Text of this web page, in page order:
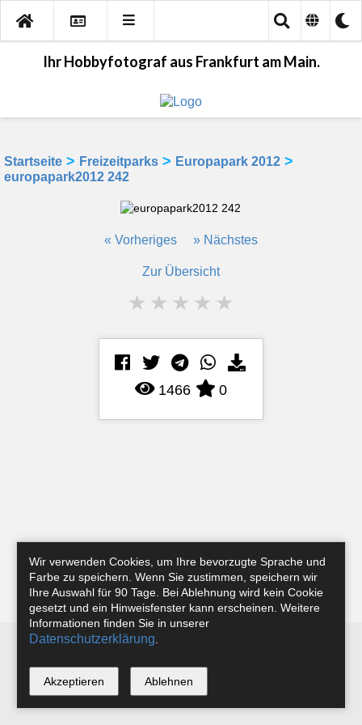
Ihr Hobbyfotograf aus Frankfurt am Main.
Startseite > Freizeitparks > Europapark 2012 >
europapark2012 242
« Vorheriges » Nächstes
Zur Übersicht
★ ★ ★ ★ ★
1466 0
Instagram
*
Wir verwenden Cookies, um Ihre bevorzugte Sprache und
Farbe zu speichern. Wenn Sie zustimmen, speichern wir
Ihre Auswahl für 90 Tage. Bei Ablehnung wird kein Cookie
gesetzt und ein Hinweisfenster kann erscheinen. Weitere
Informationen finden Sie in unserer
Datenschutzerklärung
Akzeptieren Ablehnen